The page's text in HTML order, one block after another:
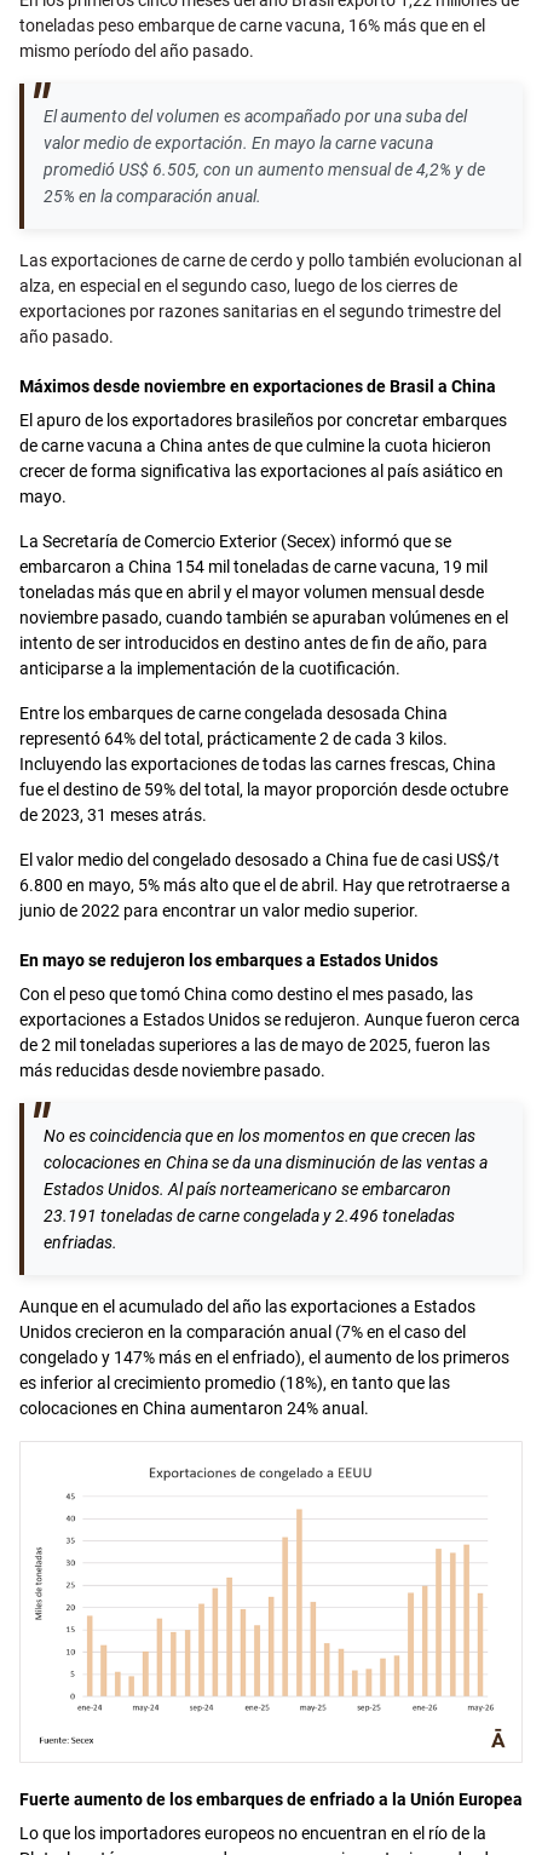
toneladas peso embarque de carne vacuna, 16% más que en el
mismo período del año pasado.
El aumento del volumen es acompañado por una suba del
valor medio de exportación. En mayo la carne vacuna
promedió US$ 6.505, con un aumento mensual de 4,2% y de
25% en la comparación anual.
Las exportaciones de carne de cerdo y pollo también evolucionan al
alza, en especial en el segundo caso, luego de los cierres de
exportaciones por razones sanitarias en el segundo trimestre del
año pasado.
Máximos desde noviembre en exportaciones de Brasil a China
El apuro de los exportadores brasileños por concretar embarques
de carne vacuna a China antes de que culmine la cuota hicieron
crecer de forma significativa las exportaciones al país asiático en
mayo.
La Secretaría de Comercio Exterior (Secex) informó que se
embarcaron a China 154 mil toneladas de carne vacuna, 19 mil
toneladas más que en abril y el mayor volumen mensual desde
noviembre pasado, cuando también se apuraban volúmenes en el
intento de ser introducidos en destino antes de fin de año, para
anticiparse a la implementación de la cuotificación.
Entre los embarques de carne congelada desosada China
representó 64% del total, prácticamente 2 de cada 3 kilos.
Incluyendo las exportaciones de todas las carnes frescas, China
fue el destino de 59% del total, la mayor proporción desde octubre
de 2023, 31 meses atrás.
El valor medio del congelado desosado a China fue de casi US$/t
6.800 en mayo, 5% más alto que el de abril. Hay que retrotraerse a
junio de 2022 para encontrar un valor medio superior.
En mayo se redujeron los embarques a Estados Unidos
Con el peso que tomó China como destino el mes pasado, las
exportaciones a Estados Unidos se redujeron. Aunque fueron cerca
de 2 mil toneladas superiores a las de mayo de 2025, fueron las
más reducidas desde noviembre pasado.
No es coincidencia que en los momentos en que crecen las
colocaciones en China se da una disminución de las ventas a
Estados Unidos. Al país norteamericano se embarcaron
23.191 toneladas de carne congelada y 2.496 toneladas
enfriadas.
Aunque en el acumulado del año las exportaciones a Estados
Unidos crecieron en la comparación anual (7% en el caso del
congelado y 147% más en el enfriado), el aumento de los primeros
es inferior al crecimiento promedio (18%), en tanto que las
colocaciones en China aumentaron 24% anual.
Fuerte aumento de los embarques de enfriado a la Unión Europea
Lo que los importadores europeos no encuentran en el río de la